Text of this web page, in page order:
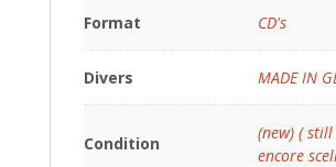
Format CD's
Divers MADE IN
Condition
(new) (
encore